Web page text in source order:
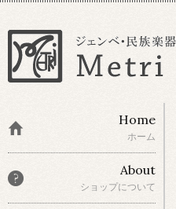
Home
ホーム
About
ショップについて